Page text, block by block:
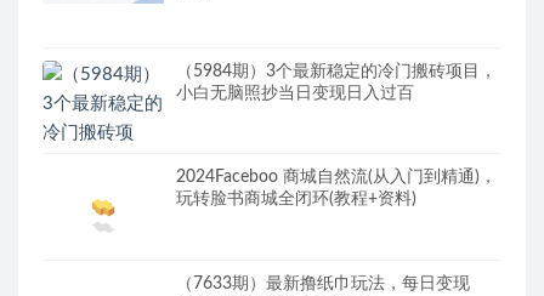
（5984期）3个最新稳定的冷门搬砖项目，
小白无脑照抄当日变现日入过百
2024Faceboo 商城自然流(从入门到精通)，
玩转脸书商城全闭环(教程+资料)
（7633期）最新撸纸巾玩法，每日变现